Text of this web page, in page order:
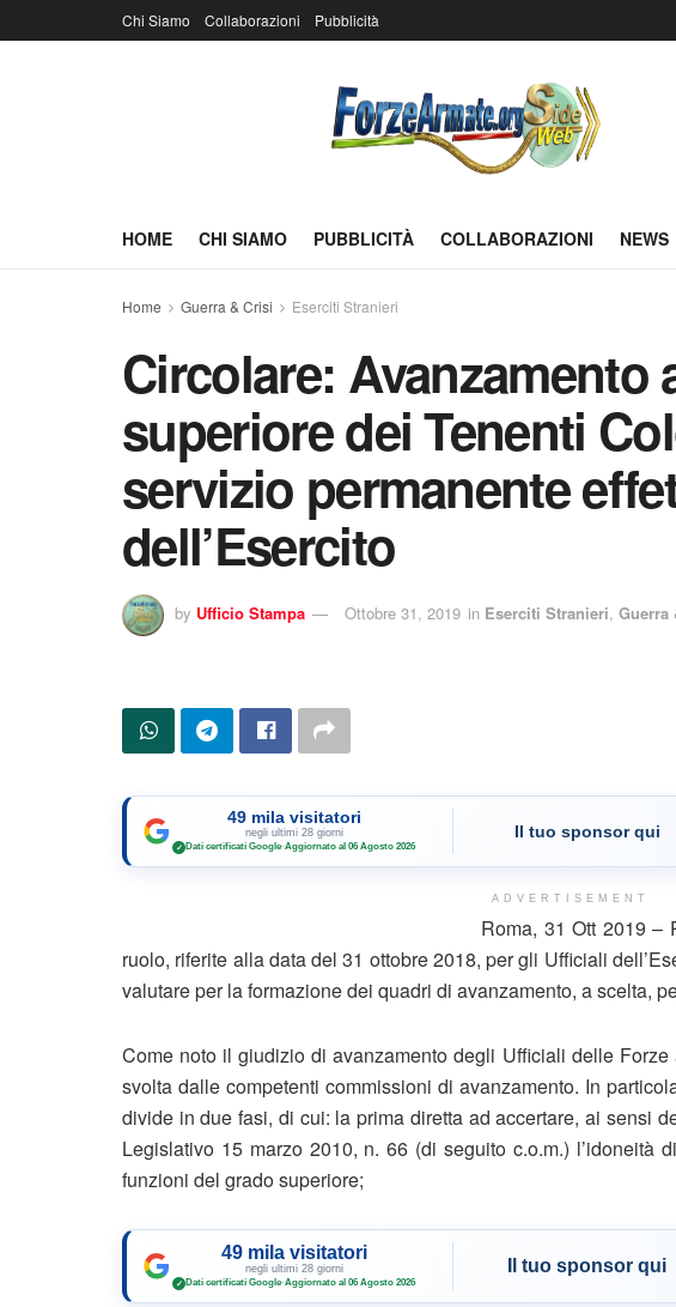
Chi Siamo Collaborazioni Pubblicità
HOME CHI SIAMO PUBBLICITÀ COLLABORAZIONI NEWS
Home Guerra & Crisi Eserciti Stranieri
Circolare: Avanzamento
superiore dei Tenenti
servizio permanente
dell’Esercito
by Ufficio Stampa Ottobre 31, 2019 in Eserciti Stranieri, Guerra
49 mila visitatori
negli ultimi 28 giorni
✓ Dati certificati Google·Aggiornato al 06 Agosto 2026
Il tuo sponsor qui
ADVERTISEMENT
Roma, 31 Ott 2019 –
ruolo, riferite alla data del 31 ottobre 2018, per gli Ufficiali
valutare per la formazione dei quadri di avanzamento, a scelta,
Come noto il giudizio di avanzamento degli Ufficiali delle Forze
svolta dalle competenti commissioni di avanzamento. In
divide in due fasi, di cui: la prima diretta ad accertare, ai sensi
Legislativo 15 marzo 2010, n. 66 (di seguito c.o.m.) l’idoneità
funzioni del grado superiore;
49 mila visitatori
negli ultimi 28 giorni
✓ Dati certificati Google·Aggiornato al 06 Agosto 2026
Il tuo sponsor qui